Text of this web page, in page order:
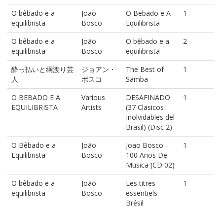
O bêbado e a
equilibrista
Joao
Bosco
O Bebado e A
Equilibrista
1
O bêbado e a
equilibrista
João
Bosco
O bêbado e a
equilibrista
2
酔っ払いと綱渡り芸
人
ジョアン・
ボスコ
The Best of
Samba
1
O BEBADO E A
EQUILIBRISTA
Various
Artists
DESAFINADO
(37 Clasicos
Inolvidables del
Brasil) (Disc 2)
1
O Bêbado e a
Equilibrista
João
Bosco
Joao Bosco -
100 Anos De
Musica (CD 02)
1
O bêbado e a
equilibrista
João
Bosco
Les titres
essentiels:
Brésil
1